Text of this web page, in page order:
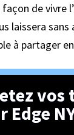
de vivre
laissera
à partager
vos
Edge